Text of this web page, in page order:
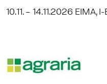
10.11. – 14.11.2026 EIMA,